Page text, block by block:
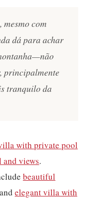
mesmo com
dá para achar
principalmente
tranquilo da
with private pool
views.
beautiful
andelegant villa with